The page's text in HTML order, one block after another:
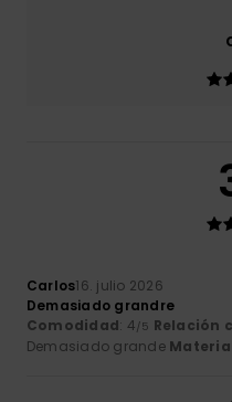
Carlos16. julio 2026
Demasiado grandre
Comodidad: 4/5 Relación
Demasiado grande